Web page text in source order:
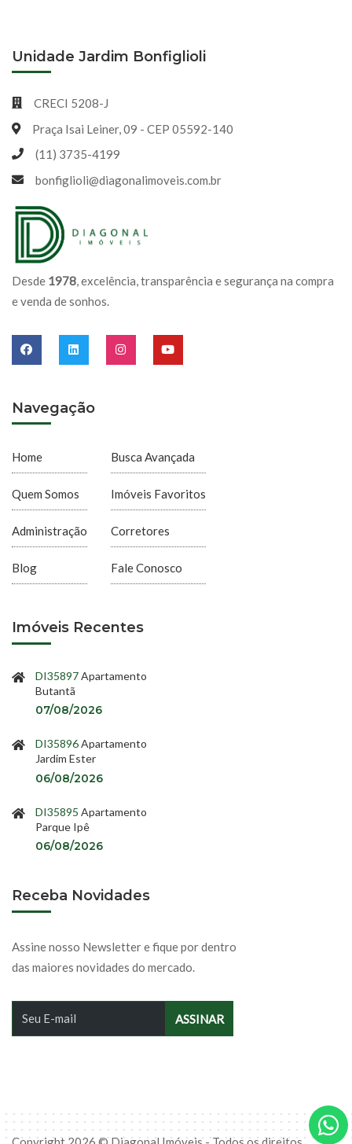
Desde 1978, excelência, transparência e segurança na compra
e venda de sonhos.
Navegação
Home
Quem Somos
Administração
Blog
Busca Avançada
Imóveis Favoritos
Corretores
Fale Conosco
Imóveis Recentes
DI35897Apartamento
Butantã
07/08/2026
DI35896Apartamento
Jardim Ester
06/08/2026
DI35895 Apartamento
Parque Ipê
06/08/2026
Receba Novidades
Assine nosso Newsletter e fique por dentro
das maiores novidades do mercado.
Unidade Jardim Bonfiglioli
CRECI 5208-J
Praça Isai Leiner, 09 - CEP 05592-140
(11) 3735-4199
bonfiglioli@diagonalimoveis.com.br